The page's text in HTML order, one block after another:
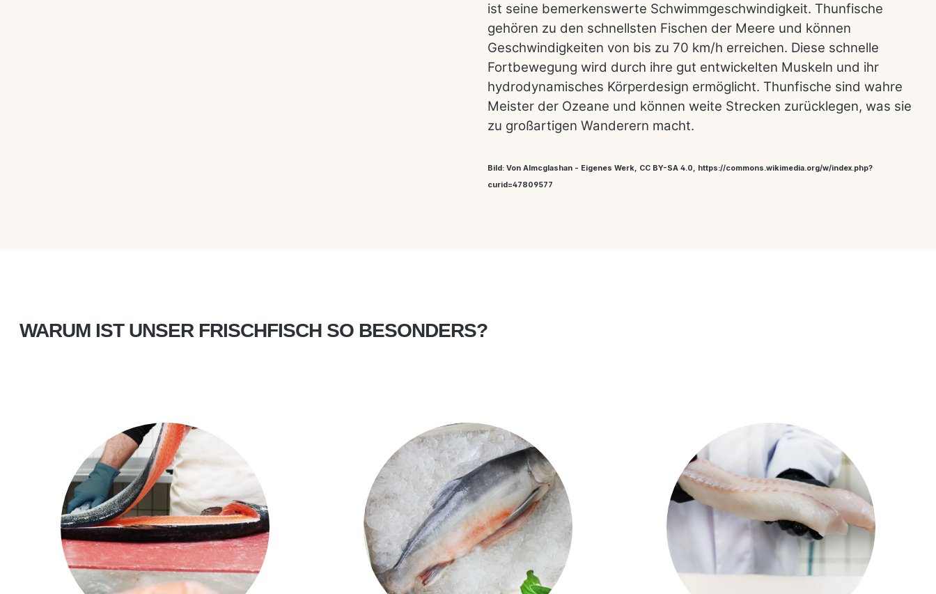
ist seine bemerkenswerte Schwimmgeschwindigkeit. Thunfische
gehören zu den schnellsten Fischen der Meere und können
Geschwindigkeiten von bis zu 70 km/h erreichen. Diese schnelle
Fortbewegung wird durch ihre gut entwickelten Muskeln und ihr
hydrodynamisches Körperdesign ermöglicht. Thunfische sind wahre
Meister der Ozeane und können weite Strecken zurücklegen, was sie
zu großartigen Wanderern macht.
Bild: Von Almcglashan - Eigenes Werk, CC BY-SA 4.0, https://commons.wikimedia.org/w/index.php?
curid=47809577
WARUM IST UNSER FRISCHFISCH SO BESONDERS?